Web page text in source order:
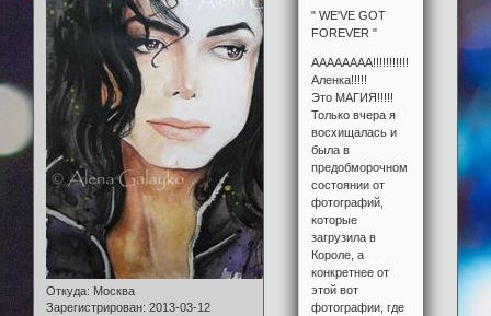
Откуда: Москва
Зарегистрирован: 2013-03-12
" WE'VE GOT
FOREVER "
АААААААА!!!!!!!!!!!!!!!!
Аленка!!!!!
Это МАГИЯ!!!!!
Только вчера я
восхищалась и
была в
предобморочном
состоянии от
фотографий,
которые
загрузила в
Короле, а
конкретнее от
этой вот
фотографии, где